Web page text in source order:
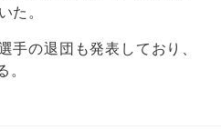
た。
の退団も発表しており、
。